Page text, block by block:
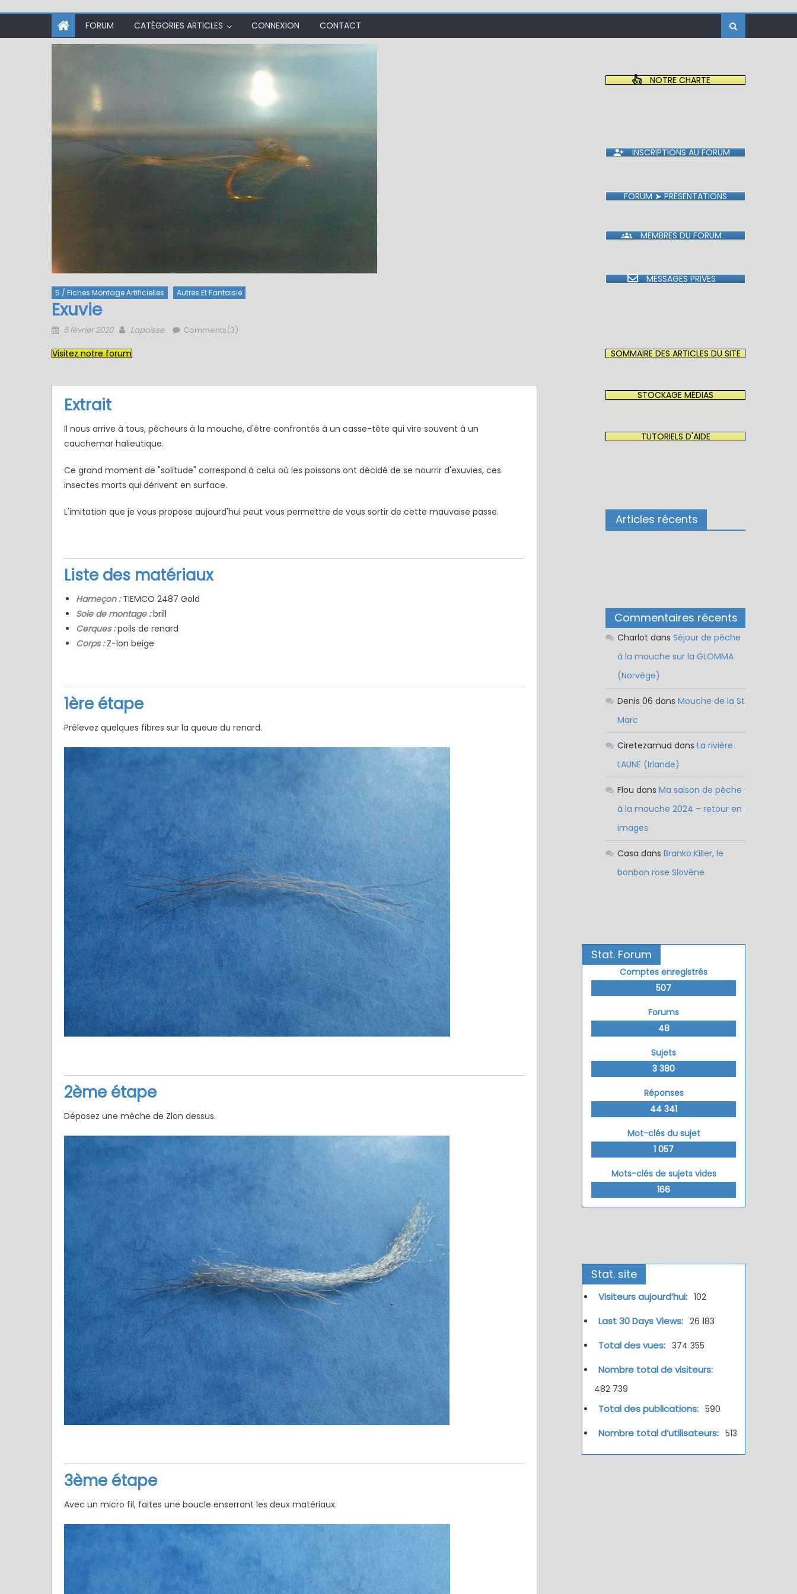
FORUM CATÉGORIES ARTICLES CONNEXION CONTACT
5 / Fiches Montage Artificielles Autres Et Fantaisie
Exuvie
Posted
6 février 2020 Author
Lapoisse Comments(3)
Visitez notre forum
Extrait
Il nous arrive à tous, pêcheurs à la mouche, d'être confrontés à un casse-tête qui vire souvent à un
cauchemar halieutique.
Ce grand moment de "solitude" correspond à celui où les poissons ont décidé de se nourrir d'exuvies, ces
insectes morts qui dérivent en surface.
L'imitation que je vous propose aujourd'hui peut vous permettre de vous sortir de cette mauvaise passe.
Liste des matériaux
Hameçon :TIEMCO 2487 Gold
Soie de montage :brill
Cerques :poils de renard
Corps :Z-lon beige
1ère étape
Prélevez quelques fibres sur la queue du renard.
2ème étape
Déposez une mèche de Zlon dessus.
3ème étape
Avec un micro fil, faites une boucle enserrant les deux matériaux.
NOTRE CHARTE
INSCRIPTIONS AU FORUM
FORUM ➤ PRÉSENTATIONS
MEMBRES DU FORUM
MESSAGES PRIVÉS
SOMMAIRE DES ARTICLES DU SITE
STOCKAGE MÉDIAS
TUTORIELS D'AIDE
Articles récents
Commentaires récents
Charlot dansSéjour de pêche
à la mouche sur la GLOMMA
(Norvège)
Denis 06 dansMouche de la St
Marc
Ciretezamud dansLa rivière
LAUNE (Irlande)
Flou dansMa saison de pêche
à la mouche 2024 – retour en
images
Casa dansBranko Killer, le
bonbon rose Slovène
Stat. Forum
Comptes enregistrés
507
Forums
48
Sujets
3 380
Réponses
44 341
Mot-clés du sujet
1 057
Mots-clés de sujets vides
166
Stat. site
Visiteurs aujourd’hui: 102
Last 30 Days Views: 26 183
Total des vues: 374 355
Nombre total de visiteurs:
482 739
Total des publications: 590
Nombre total d’utilisateurs: 513